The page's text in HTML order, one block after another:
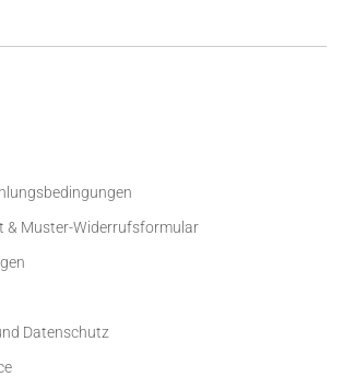
& Muster-Widerrufsformular
Datenschutz